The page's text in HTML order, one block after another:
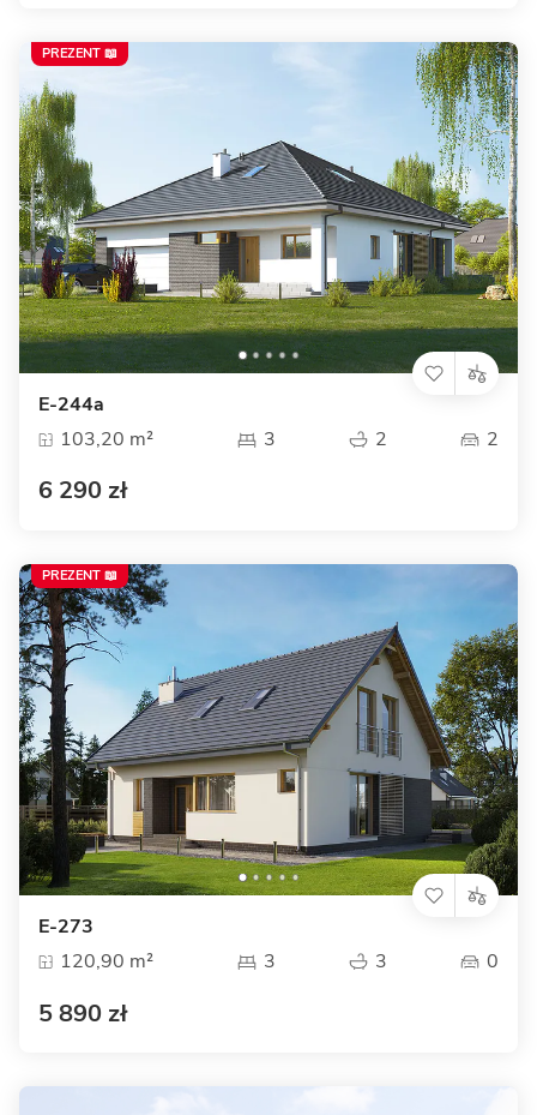
E-244a
103,20 m²
3 2 2
6 290 zł
PREZENT 📖
E-273
120,90 m²
3 3 0
5 890 zł
PREZENT 📖